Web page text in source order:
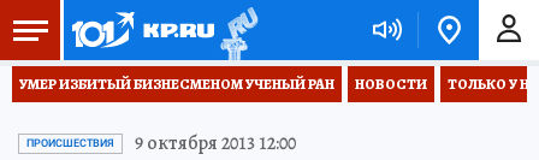
УМЕР ИЗБИТЫЙ БИЗНЕСМЕНОМ УЧЕНЫЙ РАН НОВОСТИ ТОЛЬКО У
ПРОИСШЕСТВИЯ 9 октября 2013 12:00